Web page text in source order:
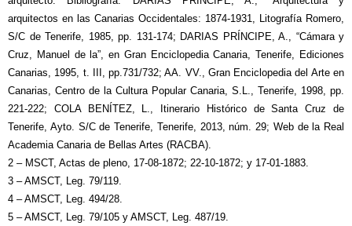
arquitectos en las Canarias Occidentales: 1874-1931, Litografía Romero,
S/C de Tenerife, 1985, pp. 131-174; DARIAS PRÍNCIPE, A., “Cámara y
Cruz, Manuel de la”, en Gran Enciclopedia Canaria, Tenerife, Ediciones
Canarias, 1995, t. III, pp.731/732; AA. VV., Gran Enciclopedia del Arte en
Canarias, Centro de la Cultura Popular Canaria, S.L., Tenerife, 1998, pp.
221-222; COLA BENÍTEZ, L., Itinerario Histórico de Santa Cruz de
Tenerife, Ayto. S/C de Tenerife, Tenerife, 2013, núm. 29; Web de la Real
Academia Canaria de Bellas Artes (RACBA).
2 – MSCT, Actas de pleno, 17-08-1872; 22-10-1872; y 17-01-1883.
3 – AMSCT, Leg. 79/119.
4 – AMSCT, Leg. 494/28.
5 – AMSCT, Leg. 79/105 y AMSCT, Leg. 487/19.